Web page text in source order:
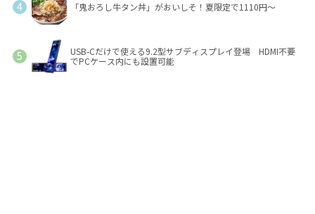
「鬼おろし牛タン丼」がおいしそ！夏限定で1110円～
USB-Cだけで使える9.2型サブディスプレイ登場 HDMI不要
でPCケース内にも設置可能